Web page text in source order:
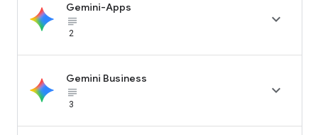
Gemini-Apps
subject_black
2

Gemini Business
subject_black
3
